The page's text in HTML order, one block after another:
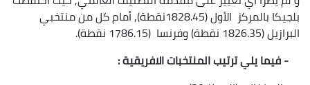
بلجيكا بالمركز الأول (1828.45نقطة), أمام كل من منتخبي
البرازيل (1826.35 نقطة) وفرنسا (1786.15 نقطة).
- فيما يلي ترتيب المنتخبات الافريقية :